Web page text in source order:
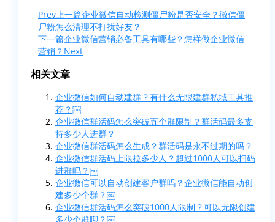
Prev上一篇企业微信自动检测僵尸粉是否安全？微信僵
尸粉怎么清理不打扰好友？
下一篇企业微信营销必备工具有哪些？怎样做企业微信
营销？ Next
相关文章
企业微信如何自动建群？有什么无限建群私域工具推
荐？￼
企业微信群活码怎么突破五个群限制？群活码最多支
持多少人进群？
企业微信群活码怎么生成？群活码是永不过期的吗？
企业微信群活码上限拉多少人？超过1000人可以扫码
进群吗？￼
企业微信可以自动创建客户群吗？企业微信能自动创
建多少个群？￼
企业微信群活码怎么突破1000人限制？可以无限创建
多少个群聊？￼